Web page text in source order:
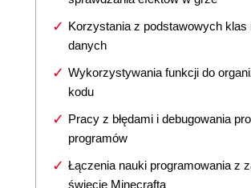
Korzystania z podstawowych klas
danych
Wykorzystywania funkcji do
kodu
Pracy z błędami i debugowania
programów
Łączenia nauki programowania z
świecie Minecrafta